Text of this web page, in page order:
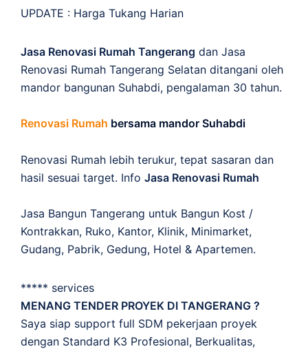
UPDATE : Harga Tukang Harian
Jasa Renovasi Rumah Tangerang dan Jasa
Renovasi Rumah Tangerang Selatan ditangani oleh
mandor bangunan Suhabdi, pengalaman 30 tahun.
Renovasi Rumah bersama mandor Suhabdi
Renovasi Rumah lebih terukur, tepat sasaran dan
hasil sesuai target. Info Jasa Renovasi Rumah
Jasa Bangun Tangerang untuk Bangun Kost /
Kontrakkan, Ruko, Kantor, Klinik, Minimarket,
Gudang, Pabrik, Gedung, Hotel & Apartemen.
***** services
MENANG TENDER PROYEK DI TANGERANG ?
Saya siap support full SDM pekerjaan proyek
dengan Standard K3 Profesional, Berkualitas,